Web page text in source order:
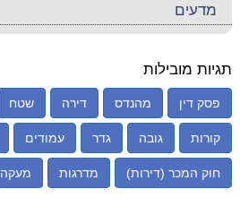
מדעים
תגיות מובילות
פסק דין מהנדס דירה שטח
קורות גובה גדר עמודים
חוק המכר (דירות) מדרגות מעקה